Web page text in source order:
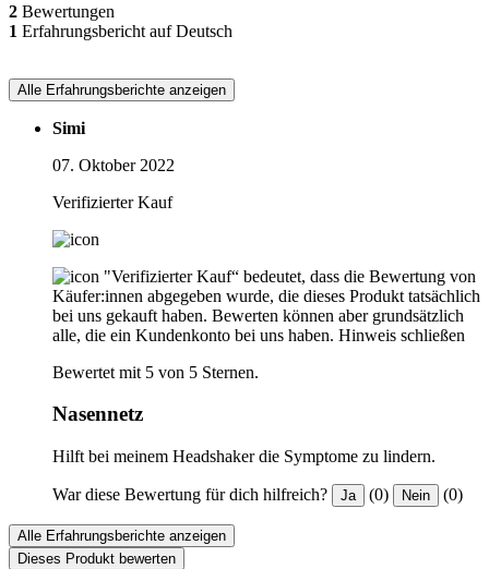
2 Bewertungen
1 Erfahrungsbericht auf Deutsch
Alle Erfahrungsberichte anzeigen
Simi
07. Oktober 2022
Verifizierter Kauf
"Verifizierter Kauf“ bedeutet, dass die Bewertung von
Käufer:innen abgegeben wurde, die dieses Produkt tatsächlich
bei uns gekauft haben. Bewerten können aber grundsätzlich
alle, die ein Kundenkonto bei uns haben. Hinweis schließen
Bewertet mit 5 von 5 Sternen.
Nasennetz
Hilft bei meinem Headshaker die Symptome zu lindern.
War diese Bewertung für dich hilfreich? Ja (0) Nein (0)
Alle Erfahrungsberichte anzeigen
Dieses Produkt bewerten